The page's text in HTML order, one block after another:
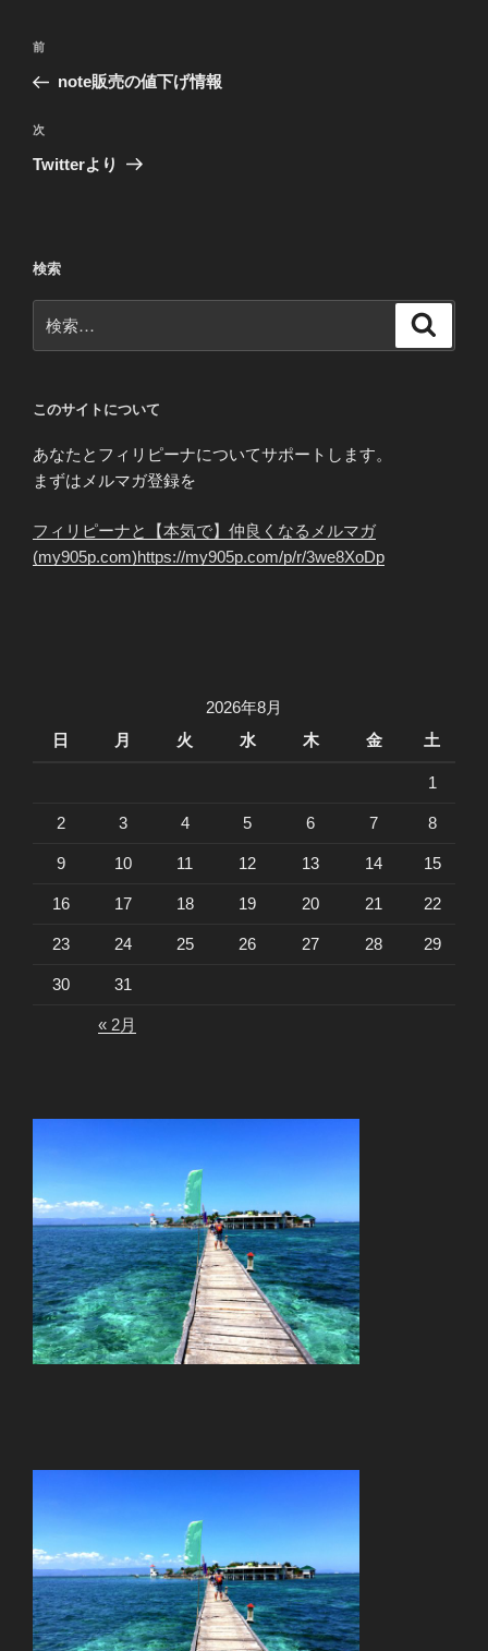
投
ナ
ビ
ゲ
ン
前
の
稿
前
note販売の値下げ情報
次
の
次
Twitterより
検索
索:
このサイトについて
あなたとフィリピーナについてサポートします。
まずはメルマガ登録を
フィリピーナと【本気で】仲良くなるメルマガ
(my905p.com)https://my905p.com/p/r/3we8XoDp
2026年8月
日
月 火 水 木 金 土
1
2 3 4 5 6 7 8
9 10 11 12 13 14 15
16 17 18 19 20 21 22
23 24 25 26 27 28 29
30 31
« 2月